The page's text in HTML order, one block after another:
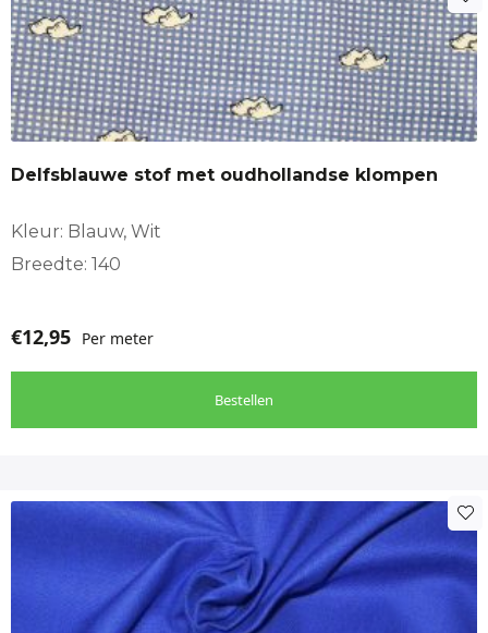
Delfsblauwe stof met oudhollandse klompen
Kleur: Blauw, Wit
Breedte: 140
€12,95 Per meter
Bestellen